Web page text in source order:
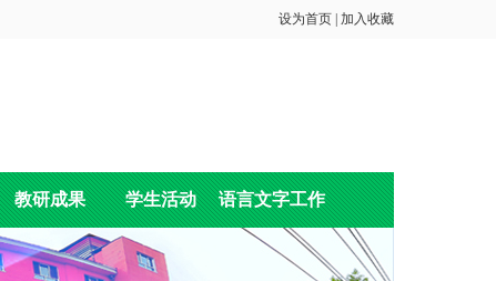
设为首页 加入收藏
教研成果 学生活动 语言文字工作